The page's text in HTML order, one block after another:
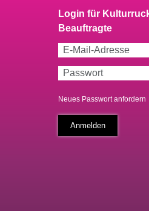
Neues Passwort anfordern